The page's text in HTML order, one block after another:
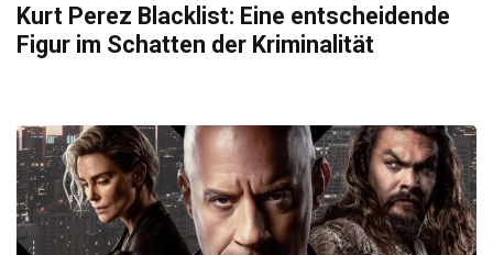
Kurt Perez Blacklist: Eine entscheidende
Figur im Schatten der Kriminalität